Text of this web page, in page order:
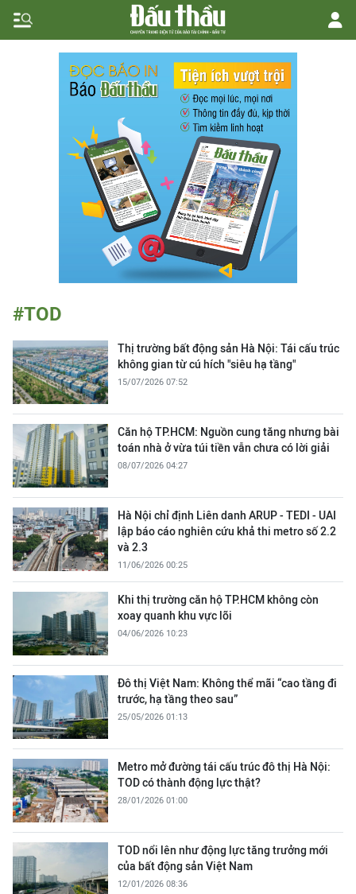
#TOD
Thị trường bất động sản Hà Nội: Tái cấu trúc
không gian từ cú hích "siêu hạ tầng"
15/07/2026 07:52
Căn hộ TP.HCM: Nguồn cung tăng nhưng bài
toán nhà ở vừa túi tiền vẫn chưa có lời giải
08/07/2026 04:27
Hà Nội chỉ định Liên danh ARUP - TEDI - UAI
lập báo cáo nghiên cứu khả thi metro số 2.2
và 2.3
11/06/2026 00:25
Khi thị trường căn hộ TP.HCM không còn
xoay quanh khu vực lõi
04/06/2026 10:23
Đô thị Việt Nam: Không thể mãi “cao tầng đi
trước, hạ tầng theo sau”
25/05/2026 01:13
Metro mở đường tái cấu trúc đô thị Hà Nội:
TOD có thành động lực thật?
28/01/2026 01:00
TOD nổi lên như động lực tăng trưởng mới
của bất động sản Việt Nam
12/01/2026 08:36